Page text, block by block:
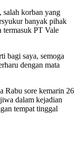
salah korban yang
banyak pihak
termasuk PT Vale
bagi saya, semoga
dengan mata
Rabu sore kemarin 26
dalam kejadian
tempat tinggal